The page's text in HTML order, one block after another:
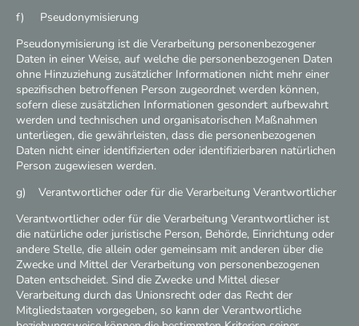
f) Pseudonymisierung
Pseudonymisierung ist die Verarbeitung personenbezogener
Daten in einer Weise, auf welche die personenbezogenen Daten
ohne Hinzuziehung zusätzlicher Informationen nicht mehr einer
spezifischen betroffenen Person zugeordnet werden können,
sofern diese zusätzlichen Informationen gesondert aufbewahrt
werden und technischen und organisatorischen Maßnahmen
unterliegen, die gewährleisten, dass die personenbezogenen
Daten nicht einer identifizierten oder identifizierbaren natürlichen
Person zugewiesen werden.
g) Verantwortlicher oder für die Verarbeitung Verantwortlicher
Verantwortlicher oder für die Verarbeitung Verantwortlicher ist
die natürliche oder juristische Person, Behörde, Einrichtung oder
andere Stelle, die allein oder gemeinsam mit anderen über die
Zwecke und Mittel der Verarbeitung von personenbezogenen
Daten entscheidet. Sind die Zwecke und Mittel dieser
Verarbeitung durch das Unionsrecht oder das Recht der
Mitgliedstaaten vorgegeben, so kann der Verantwortliche